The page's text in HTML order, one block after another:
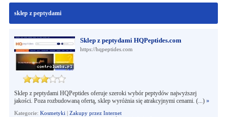
sklep z peptydami
Sklep z peptydami HQPeptides.com
https://hqpeptides.com
Sklep z peptydami HQPeptides oferuje szeroki wybór peptydów najwyższej
jakości. Poza rozbudowaną ofertą, sklep wyróżnia się atrakcyjnymi cenami. (...) »
Kategorie: Kosmetyki | Zakupy przez Internet